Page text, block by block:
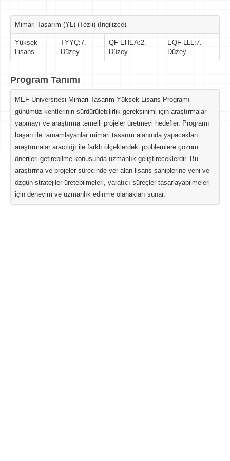
Mimari Tasarım (YL) (Tezli) (İngilizce)
Yüksek
Lisans
TYYÇ:7.
Düzey
QF-EHEA:2.
Düzey
EQF-LLL:7.
Düzey
Program Tanımı
MEF Üniversitesi Mimari Tasarım Yüksek Lisans Programı
günümüz kentlerinin sürdürülebilirlik gereksinimi için araştırmalar
yapmayı ve araştırma temelli projeler üretmeyi hedefler. Programı
başarı ile tamamlayanlar mimari tasarım alanında yapacakları
araştırmalar aracılığı ile farklı ölçeklerdeki problemlere çözüm
önerileri getirebilme konusunda uzmanlık geliştireceklerdir. Bu
araştırma ve projeler sürecinde yer alan lisans sahiplerine yeni ve
özgün stratejiler üretebilmeleri, yaratıcı süreçler tasarlayabilmeleri
için deneyim ve uzmanlık edinme olanakları sunar.